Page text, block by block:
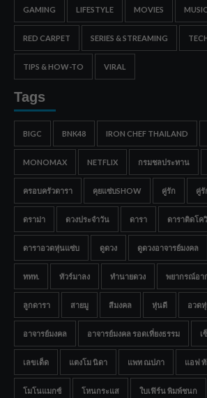
GAMING LIFESTYLE MOVIES MUSIC
RED CARPET SERIES & STREAMING
TIPS & HOW-TO VIRAL
Tags
BIGC BNK48 IRON CHEF THAILAND
MONOMAX NETFLIX กรมชลประทาน
ครอบครัวดารา คุยแซ่บSHOW คู่รัก คู่รั
ดราม่า ดวงประจำวัน ดารา ดาราติดโค
ดาราอวดหุ่นแซ่บ ดูดวง ดูดวงอาจารย์มงคล
ททท. ทัวร์มาลง ทำนายดวง พยากรณ์อา
ลูกดารา สายมู สีมงคล หุ่นดี อวด
อาจารย์มงคล อาจารย์มงคล รอดเที่ยงธรรม เ
เลขเด็ด แตงโม นิดา แพท ณปภา แอฟ
โมโนแมกซ์ โหนกระแส ใบเฟิร์น พิมพ์ชนก